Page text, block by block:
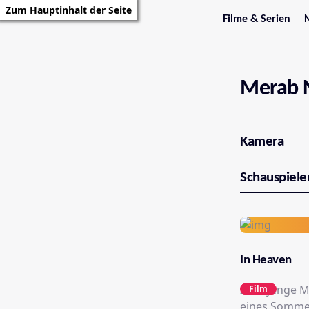
Zum Hauptinhalt der Seite
Filme & Serien
Trailer
Serienarchiv
Merab
Kamera
In Heaven
Zwei junge Männer und ein Mädchen, Csiwi, Levi
Film